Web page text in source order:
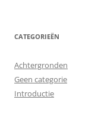
CATEGORIEËN
Achtergronden
Geen categorie
Introductie